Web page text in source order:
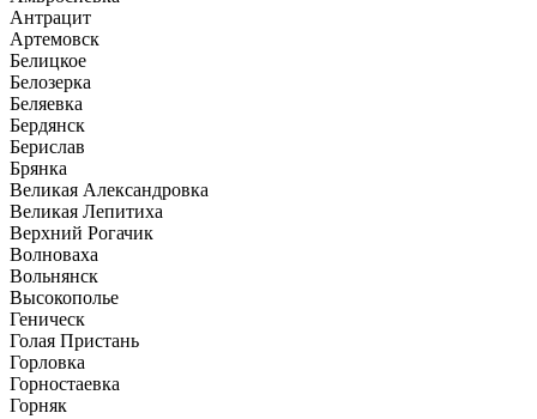
Антрацит
Артемовск
Белицкое
Белозерка
Беляевка
Бердянск
Берислав
Брянка
Великая Александровка
Великая Лепитиха
Верхний Рогачик
Волноваха
Вольнянск
Высокополье
Геническ
Голая Пристань
Горловка
Горностаевка
Горняк